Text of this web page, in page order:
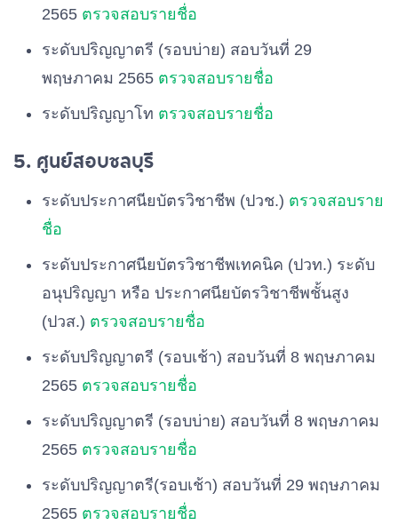
2565 ตรวจสอบรายชื่อ
ระดับปริญญาตรี (รอบบ่าย) สอบวันที่ 29
พฤษภาคม 2565 ตรวจสอบรายชื่อ
ระดับปริญญาโท ตรวจสอบรายชื่อ
5. ศูนย์สอบชลบุรี
ระดับประกาศนียบัตรวิชาชีพ (ปวช.) ตรวจสอบราย
ชื่อ
ระดับประกาศนียบัตรวิชาชีพเทคนิค (ปวท.) ระดับ
อนุปริญญา หรือ ประกาศนียบัตรวิชาชีพชั้นสูง
(ปวส.) ตรวจสอบรายชื่อ
ระดับปริญญาตรี (รอบเช้า) สอบวันที่ 8 พฤษภาคม
2565 ตรวจสอบรายชื่อ
ระดับปริญญาตรี (รอบบ่าย) สอบวันที่ 8 พฤษภาคม
2565 ตรวจสอบรายชื่อ
ระดับปริญญาตรี(รอบเช้า) สอบวันที่ 29 พฤษภาคม
2565 ตรวจสอบรายชื่อ